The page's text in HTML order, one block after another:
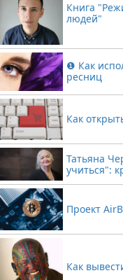
Книга
людей"
❶ Как
ресниц
Как
Татьяна
учиться":
Проект
Как